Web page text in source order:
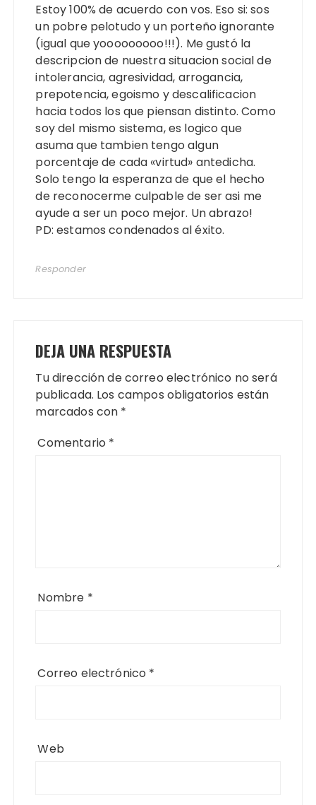
Estoy 100% de acuerdo con vos. Eso si: sos
un pobre pelotudo y un porteño ignorante
(igual que yooooooooo!!!). Me gustó la
descripcion de nuestra situacion social de
intolerancia, agresividad, arrogancia,
prepotencia, egoismo y descalificacion
hacia todos los que piensan distinto. Como
soy del mismo sistema, es logico que
asuma que tambien tengo algun
porcentaje de cada «virtud» antedicha.
Solo tengo la esperanza de que el hecho
de reconocerme culpable de ser asi me
ayude a ser un poco mejor. Un abrazo!
PD: estamos condenados al éxito.
Responder
DEJA UNA RESPUESTA
Tu dirección de correo electrónico no será
publicada. Los campos obligatorios están
marcados con *
Comentario *
Nombre *
Correo electrónico *
Web